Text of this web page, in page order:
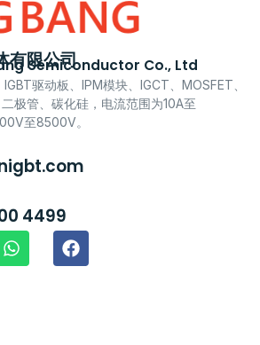
有限公司
Semiconductor Co., Ltd
驱动板、IPM模块、IGCT、MOSFET、
极管、碳化硅，电流范围为10A至
至8500V。
4499